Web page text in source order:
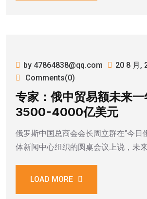
by 47864838@qq.com
20 8 月,
Comments(0)
专家：俄中贸易额未来
3500-4000亿美元
俄罗斯中国总商会会长周立群在“今日
体新闻中心组织的圆桌会议上说，未
LOAD MORE